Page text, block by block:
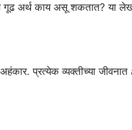
गूढ अर्थ काय असू शकतात? या
प्रत्येक व्यक्तीच्या